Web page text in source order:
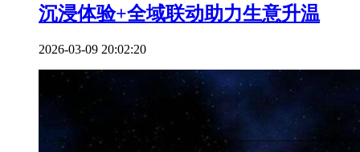
沉浸体验+全域联动助力生意升温
2026-03-09 20:02:20